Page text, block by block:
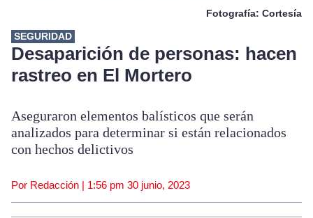
Fotografía: Cortesía
SEGURIDAD
Desaparición de personas: hacen
rastreo en El Mortero
Aseguraron elementos balísticos que serán
analizados para determinar si están relacionados
con hechos delictivos
Por Redacción | 1:56 pm 30 junio, 2023